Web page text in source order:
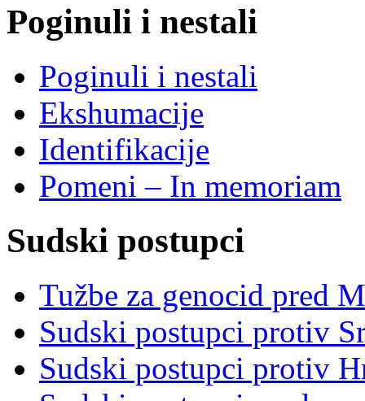
Poginuli i nestali
Poginuli i nestali
Ekshumacije
Identifikacije
Pomeni – In memoriam
Sudski postupci
Tužbe za genocid pred
Sudski postupci protiv
Sudski postupci protiv